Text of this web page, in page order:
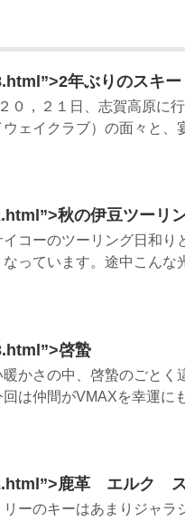
年ぶりのスキー
０，２１日、志賀高原に
ウェイクラブ）の面々と、
秋の伊豆ツーリ
コーのツーリング日和り
っています。途中こんな
啓蟄
かさの中、啓蟄のごとく
回は仲間がVMAXを幸運に
鹿革 エルク ス
ーのキーはあまりジャラ